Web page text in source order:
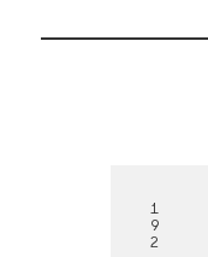
1
9
2